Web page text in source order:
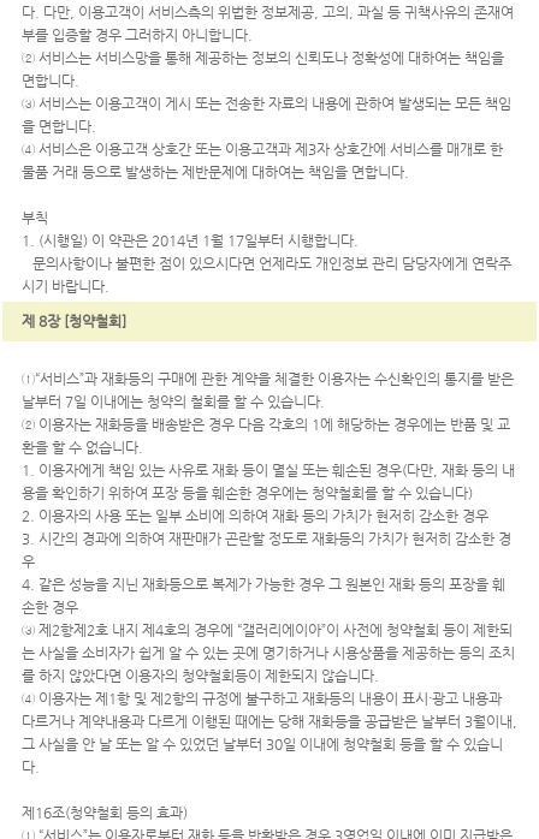
다. 다만, 이용고객이 서비스측의 위법한 정보제공, 고의, 과실 등 귀책사유의 존재여
부를 입증할 경우 그러하지 아니합니다.
② 서비스는 서비스망을 통해 제공하는 정보의 신뢰도나 정확성에 대하여는 책임을
면합니다.
③ 서비스는 이용고객이 게시 또는 전송한 자료의 내용에 관하여 발생되는 모든 책임
을 면합니다.
④ 서비스은 이용고객 상호간 또는 이용고객과 제3자 상호간에 서비스를 매개로 한
물품 거래 등으로 발생하는 제반문제에 대하여는 책임을 면합니다.
부칙
1. (시행일) 이 약관은 2014년 1월 17일부터 시행합니다.
문의사항이나 불편한 점이 있으시다면 언제라도 개인정보 관리 담당자에게 연락주
시기 바랍니다.
제 8장 [청약철회]
①“서비스”과 재화등의 구매에 관한 계약을 체결한 이용자는 수신확인의 통지를 받은
날부터 7일 이내에는 청약의 철회를 할 수 있습니다.
② 이용자는 재화등을 배송받은 경우 다음 각호의 1에 해당하는 경우에는 반품 및 교
환을 할 수 없습니다.
1. 이용자에게 책임 있는 사유로 재화 등이 멸실 또는 훼손된 경우(다만, 재화 등의 내
용을 확인하기 위하여 포장 등을 훼손한 경우에는 청약철회를 할 수 있습니다)
2. 이용자의 사용 또는 일부 소비에 의하여 재화 등의 가치가 현저히 감소한 경우
3. 시간의 경과에 의하여 재판매가 곤란할 정도로 재화등의 가치가 현저히 감소한 경
우
4. 같은 성능을 지닌 재화등으로 복제가 가능한 경우 그 원본인 재화 등의 포장을 훼
손한 경우
③ 제2항제2호 내지 제4호의 경우에 “갤러리에이아”이 사전에 청약철회 등이 제한되
는 사실을 소비자가 쉽게 알 수 있는 곳에 명기하거나 시용상품을 제공하는 등의 조치
를 하지 않았다면 이용자의 청약철회등이 제한되지 않습니다.
④ 이용자는 제1항 및 제2항의 규정에 불구하고 재화등의 내용이 표시·광고 내용과
다르거나 계약내용과 다르게 이행된 때에는 당해 재화등을 공급받은 날부터 3월이내,
그 사실을 안 날 또는 알 수 있었던 날부터 30일 이내에 청약철회 등을 할 수 있습니
다.
제16조(청약철회 등의 효과)
① “서비스”는 이용자로부터 재화 등을 반환받은 경우 3영업일 이내에 이미 지급받은